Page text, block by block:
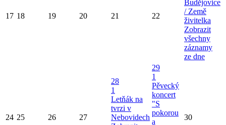
17 18 19 20 21 22
Budějovice
/ Země
živitelka
Zobrazit
všechny
záznamy
ze dne
24 25 26 27
28
1
Letňák na
tvrzi v
Nebovidech
29
1
Pěvecký
koncert
"S
pokorou
a
30